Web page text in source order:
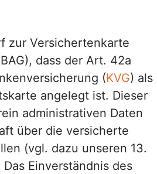
zur Versichertenkarte
dass der Art. 42a
(KVG) als
angelegt ist. Dieser
administrativen Daten
über die versicherte
(vgl. dazu unseren 13.
Einverständnis des